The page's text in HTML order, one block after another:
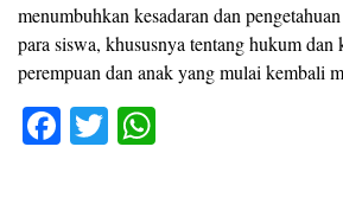
menumbuhkan kesadaran dan
para siswa, khususnya tentang hukum dan
perempuan dan anak yang mulai kembali
F
T